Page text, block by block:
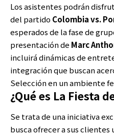
Los asistentes podrán
del partido Colombia vs.
esperados de la fase de
presentación de Marc
incluirá dinámicas de
integración que buscan
Selección en un ambiente
¿Qué es La Fiesta
Se trata de una iniciativa
busca ofrecer a sus